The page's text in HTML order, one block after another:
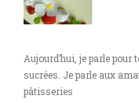
Aujourd’hui, je parle pour
sucrées. Je parle aux
pâtisseries